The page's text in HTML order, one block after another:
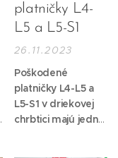
platničky L4-
L5 a L5-S1
26.11.2023
Poškodené
platničky L4-L5 a
L5-S1 v driekovej
chrbtici majú jednu